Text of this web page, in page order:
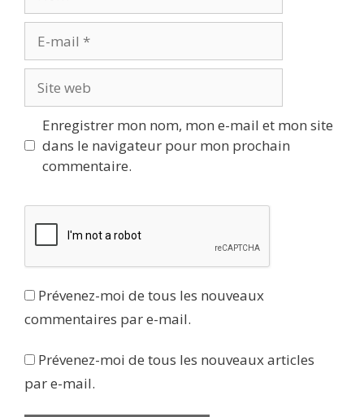
mail
web
Enregistrer mon nom, mon e-mail et mon site
dans le navigateur pour mon prochain
commentaire.
Prévenez-moi de tous les nouveaux
commentaires par e-mail.
Prévenez-moi de tous les nouveaux articles
par e-mail.